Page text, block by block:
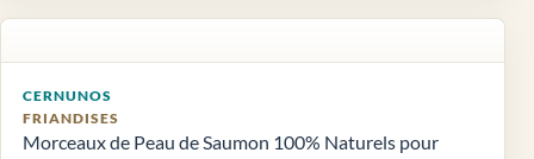
CERNUNOS
FRIANDISES
Morceaux de Peau de Saumon 100% Naturels pour